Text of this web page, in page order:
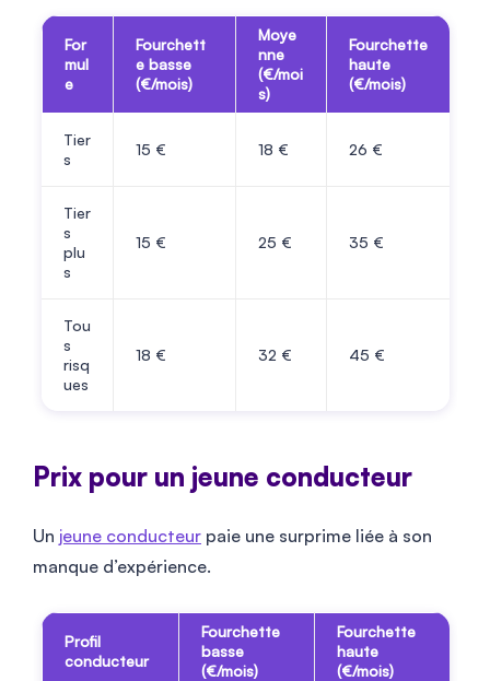
For
mul
e
Fourchett
e basse
(€/mois)
Moye
nne
(€/moi
s)
Fourchette
haute
(€/mois)
Tier
s
15 € 18 € 26 €
Tier
s
plu
s
15 € 25 € 35 €
Tou
s
risq
ues
18 € 32 € 45 €
Prix pour un jeune conducteur
Un jeune conducteur paie une surprime liée à son
manque d’expérience.
Profil
conducteur
Fourchette
basse
(€/mois)
Fourchette
haute
(€/mois)